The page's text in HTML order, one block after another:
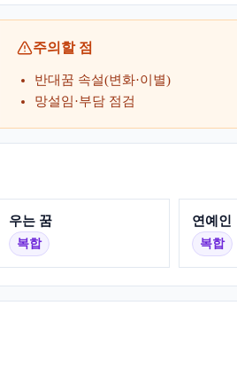
주의할 점
반대꿈 속설(변화·이별)
망설임·부담 점검
우는 꿈
복합
연예인
복합